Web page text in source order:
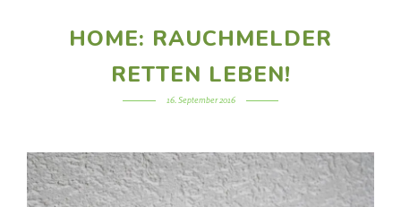
HOME: RAUCHMELDER
RETTEN LEBEN!
16. September 2016